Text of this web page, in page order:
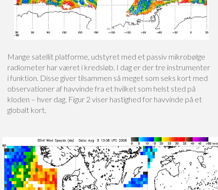
Mange satellit platforme, udstyret med et passiv mikrobølge
radiometer har været i kredsløb. I dag er der tre instrumenter
i funktion. Disse giver tilsammen så meget som seks kort med
observationer af havvinde fra et hvilket som helst sted på
kloden – hver dag. Figur 2 viser hastighed for havvinde på et
globalt kort.